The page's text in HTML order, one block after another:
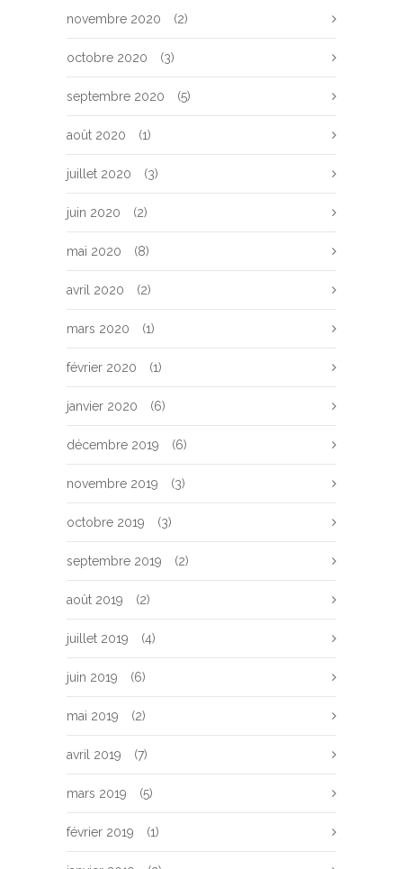
novembre 2020 (2)
octobre 2020 (3)
septembre 2020 (5)
août 2020 (1)
juillet 2020 (3)
juin 2020 (2)
mai 2020 (8)
avril 2020 (2)
mars 2020 (1)
février 2020 (1)
janvier 2020 (6)
décembre 2019 (6)
novembre 2019 (3)
octobre 2019 (3)
septembre 2019 (2)
août 2019 (2)
juillet 2019 (4)
juin 2019 (6)
mai 2019 (2)
avril 2019 (7)
mars 2019 (5)
février 2019 (1)